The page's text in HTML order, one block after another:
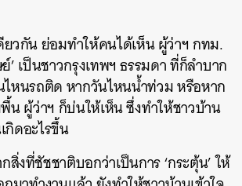
ยวกัน ย่อมทำให้คนได้เห็น ผู้ว่าฯ กทม.
เป็นชาวกรุงเทพฯ ธรรมดา ที่ก็ลำบาก
หนรถติด หากวันไหนน้ำท่วม หรือหาก
น ผู้ว่าฯ ก็บ่นให้เห็น ซึ่งทำให้ชาวบ้าน
ดอะไรขึ้น
สิ่งที่ชัชชาติบอกว่าเป็นการ ‘กระตุ้น’ ให้